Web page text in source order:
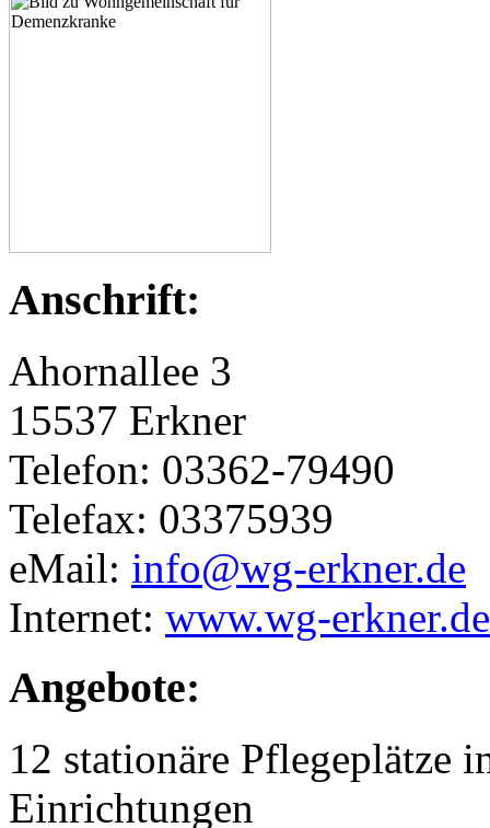
Anschrift:
Ahornallee 3
15537 Erkner
Telefon: 03362-79490
Telefax: 03375939
eMail: info@wg-erkner.de
Internet: www.wg-erkner.de
Angebote:
12 stationäre Pflegeplätze
Einrichtungen